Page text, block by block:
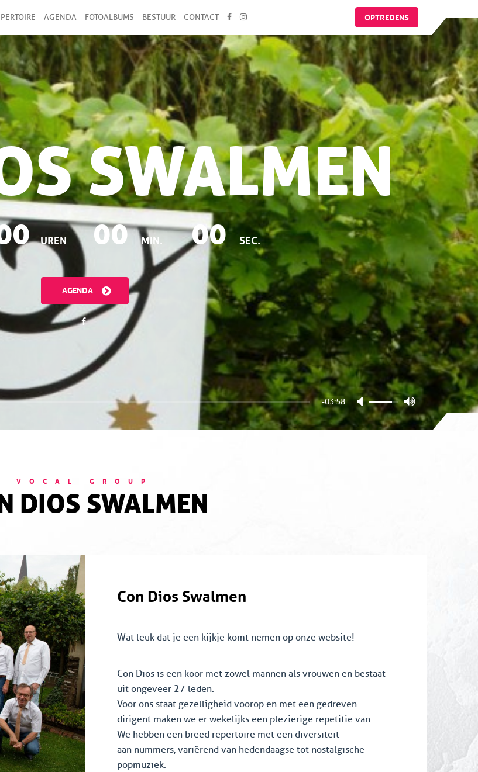
AGENDA FOTOALBUMS BESTUUR CONTACT OPTREDENS
SWALMEN
UREN 00 MIN. 00 SEC.
AGENDA
-03:58
VOCAL GROUP
DIOS SWALMEN
Con Dios Swalmen
Wat leuk dat je een kijkje komt nemen op onze website!
Con Dios is een koor met zowel mannen als vrouwen en bestaat
uit ongeveer 27 leden.
Voor ons staat gezelligheid voorop en met een gedreven
dirigent maken we er wekelijks een plezierige repetitie van.
We hebben een breed repertoire met een diversiteit
aan nummers, variërend van hedendaagse tot nostalgische
popmuziek.